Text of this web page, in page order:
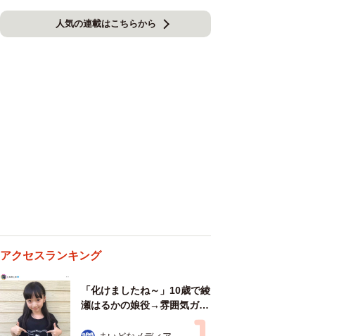
人気の連載はこちらから
アクセスランキング
「化けましたね～」10歳で綾
瀬はるかの娘役→雰囲気ガラ
リの18歳に成長 「メイクで